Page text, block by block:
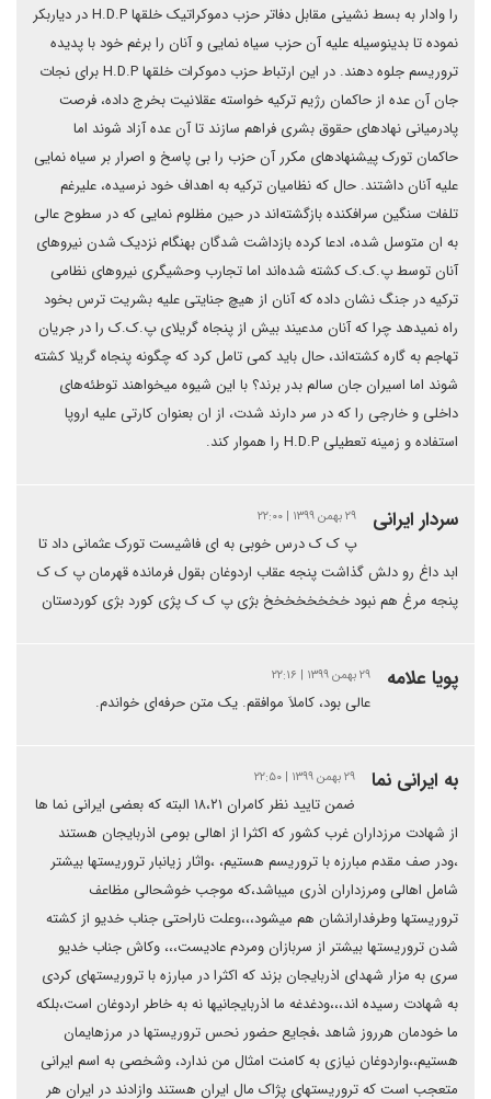
را وادار بە بسط نشینی مقابل دفاتر حزب دموکراتیک خلقها H.D.P در دیاربکر
نمودە تا بدینوسیلە علیە آن حزب سیاە نمایی و آنان را برغم خود با پدیدە
تروریسم جلوە دهند. در این ارتباط حزب دموکرات خلقها H.D.P برای نجات
جان آن عدە از حاکمان رژیم ترکیە خواستە عقلانیت بخرج دادە، فرصت
پادرمیانی نهادهای حقوق بشری فراهم سازند تا آن عدە آزاد شوند اما
حاکمان تورک پیشنهادهای مکرر آن حزب را بی پاسخ و اصرار بر سیاە نمایی
علیە آنان داشتند. حال کە نظامیان ترکیە بە اهداف خود نرسیدە، علیرغم
تلفات سنگین سرافکندە بازگشتەاند در حین مظلوم نمایی کە در سطوح عالی
بە ان متوسل شدە، ادعا کردە بازداشت شدگان بهنگام نزدیک شدن نیروهای
آنان توسط پ.ک.ک کشتە شدەاند اما تجارب وحشیگری نیروهای نظامی
ترکیە در جنگ نشان دادە کە آنان از هیچ جنایتی علیە بشریت ترس بخود
راە نمیدهد چرا کە آنان مدعیند بیش از پنجاە گریلای پ.ک.ک را در جریان
تهاجم بە گارە کشتەاند، حال باید کمی تامل کرد کە چگونە پنجاە گریلا کشتە
شوند اما اسیران جان سالم بدر برند؟ با این شیوە میخواهند توطئەهای
داخلی و خارجی را کە در سر دارند شدت، از ان بعنوان کارتی علیە اروپا
استفادە و زمینە تعطیلی H.D.P را هموار کند.
سردار ایرانی ۲۹ بهمن ۱۳۹۹ | ۲۲:۰۰
پ ک ک درس خوبی به ای فاشیست تورک عثمانی داد تا
ابد داغ رو دلش گذاشت پنجه عقاب اردوغان بقول فرمانده قهرمان پ ک ک
پنجه مرغ هم نبود خخخخخخخخ بژی پ ک ک پژی کورد بژی کوردستان
پویا علامه ۲۹ بهمن ۱۳۹۹ | ۲۲:۱۶
عالی بود، کاملاَ موافقم. یک متن حرفه‌ای خواندم.
به ایرانی نما ۲۹ بهمن ۱۳۹۹ | ۲۲:۵۰
ضمن تایید نظر کامران ۱۸،۲۱ البته که بعضی ایرانی نما ها
از شهادت مرزداران غرب کشور که اکثرا از اهالی بومی اذربایجان هستند
،ودر صف مقدم مبارزه با تروریسم هستیم، ،واثار زیانبار تروریستها بیشتر
شامل اهالی ومرزداران اذری میباشد،که موجب خوشحالی مظاعف
تروریستها وطرفدارانشان هم میشود،،،وعلت ناراحتی جناب خدیو از کشته
شدن تروریستها بیشتر از سربازان ومردم عادیست،،، وکاش جناب خدیو
سری به مزار شهدای اذربایجان بزند که اکثرا در مبارزه با تروریستهای کردی
به شهادت رسیده اند،،،ودغدغه ما اذربایجانیها نه به خاطر اردوغان است،بلکه
ما خودمان هرروز شاهد ،فجایع حضور نحس تروریستها در مرزهایمان
هستیم،،واردوغان نیازی به کامنت امثال من ندارد، وشخصی به اسم ایرانی
متعجب است که تروریستهای پژاک مال ایران هستند وازادند در ایران هر